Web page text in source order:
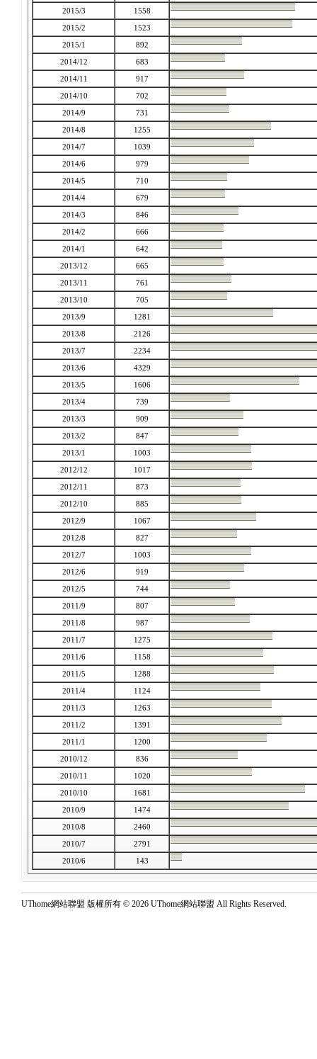
2015/3
1558
2015/2
1523
2015/1
892
2014/12
683
2014/11
917
2014/10
702
2014/9
731
2014/8
1255
2014/7
1039
2014/6
979
2014/5
710
2014/4
679
2014/3
846
2014/2
666
2014/1
642
2013/12
665
2013/11
761
2013/10
705
2013/9
1281
2013/8
2126
2013/7
2234
2013/6
4329
2013/5
1606
2013/4
739
2013/3
909
2013/2
847
2013/1
1003
2012/12
1017
2012/11
873
2012/10
885
2012/9
1067
2012/8
827
2012/7
1003
2012/6
919
2012/5
744
2011/9
807
2011/8
987
2011/7
1275
2011/6
1158
2011/5
1288
2011/4
1124
2011/3
1263
2011/2
1391
2011/1
1200
2010/12
836
2010/11
1020
2010/10
1681
2010/9
1474
2010/8
2460
2010/7
2791
2010/6
143
UThome網站聯盟 版權所有 © 2026 UThome網站聯盟 All Rights Reserved.